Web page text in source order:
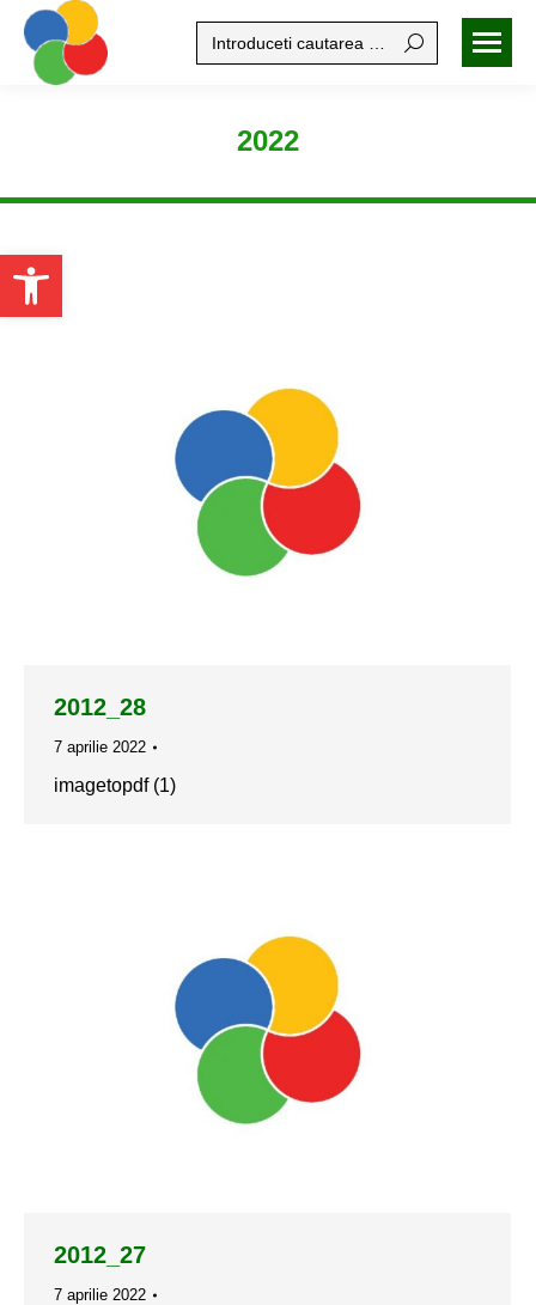
Open toolbar
Search:
2022
2012_28
7 aprilie 2022
imagetopdf (1)
2012_27
7 aprilie 2022